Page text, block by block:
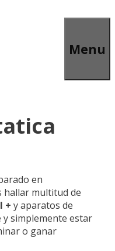
Menu
en
hallar multitud de
+ y aparatos de
y simplemente estar
o ganar